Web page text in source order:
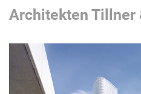
Architekten Tillner